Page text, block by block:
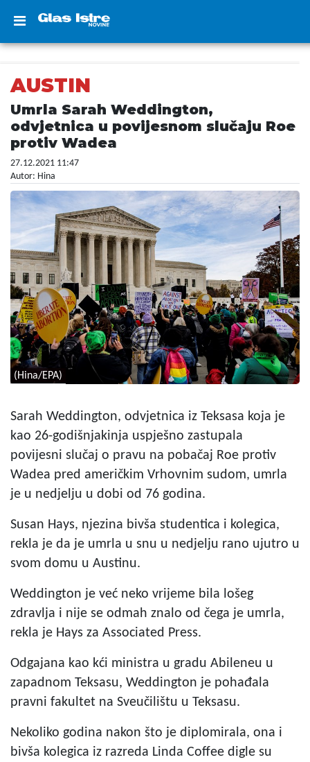
AUSTIN
Umrla Sarah Weddington,
odvjetnica u povijesnom slučaju Roe
protiv Wadea
27.12.2021 11:47
Autor: Hina
(Hina/EPA)
Sarah Weddington, odvjetnica iz Teksasa koja je
kao 26-godišnjakinja uspješno zastupala
povijesni slučaj o pravu na pobačaj Roe protiv
Wadea pred američkim Vrhovnim sudom, umrla
je u nedjelju u dobi od 76 godina.
Susan Hays, njezina bivša studentica i kolegica,
rekla je da je umrla u snu u nedjelju rano ujutro u
svom domu u Austinu.
Weddington je već neko vrijeme bila lošeg
zdravlja i nije se odmah znalo od čega je umrla,
rekla je Hays za Associated Press.
Odgajana kao kći ministra u gradu Abileneu u
zapadnom Teksasu, Weddington je pohađala
pravni fakultet na Sveučilištu u Teksasu.
Nekoliko godina nakon što je diplomirala, ona i
bivša kolegica iz razreda Linda Coffee digle su